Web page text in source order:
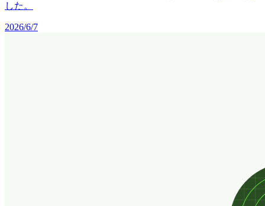
した。
2026/6/7